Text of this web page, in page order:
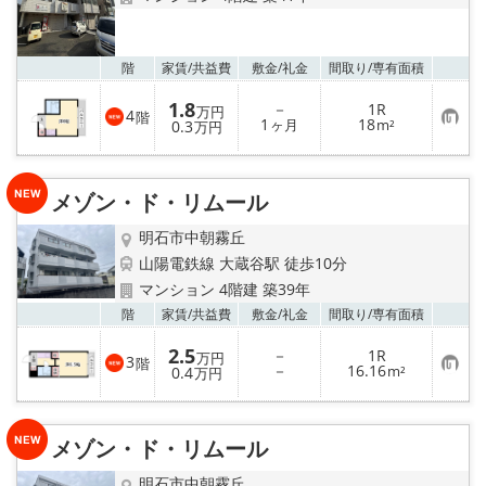
階 家賃/共益費 敷金/礼金 間取り/専有面積
4階 1.8万円
0.3万円
－
1 ヶ月
1R
18m² お
気
に
り
メゾン・ド・リムール
明石市中朝霧丘
山陽電鉄線 大蔵谷駅 徒歩10分
マンション 4階建 築39年
階 家賃/共益費 敷金/礼金 間取り/専有面積
3階 2.5万円
0.4万円
－
－
1R
16.16m² お
気
に
り
メゾン・ド・リムール